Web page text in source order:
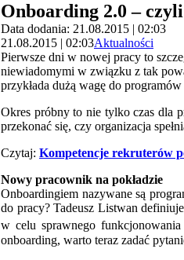
Onboarding 2.0 –
Data dodania: 21.08.2015 | 02:03
21.08.2015 | 02:03Aktualności
Pierwsze dni w nowej pracy to
niewiadomymi w związku z tak
przykłada dużą wagę do
Okres próbny to nie tylko czas dla
przekonać się, czy organizacja
Czytaj: Kompetencje rekruterów
Nowy pracownik na pokładzie
Onboardingiem nazywane są
do pracy? Tadeusz Listwan
w celu sprawnego funkcjonowania
onboarding, warto teraz zadać